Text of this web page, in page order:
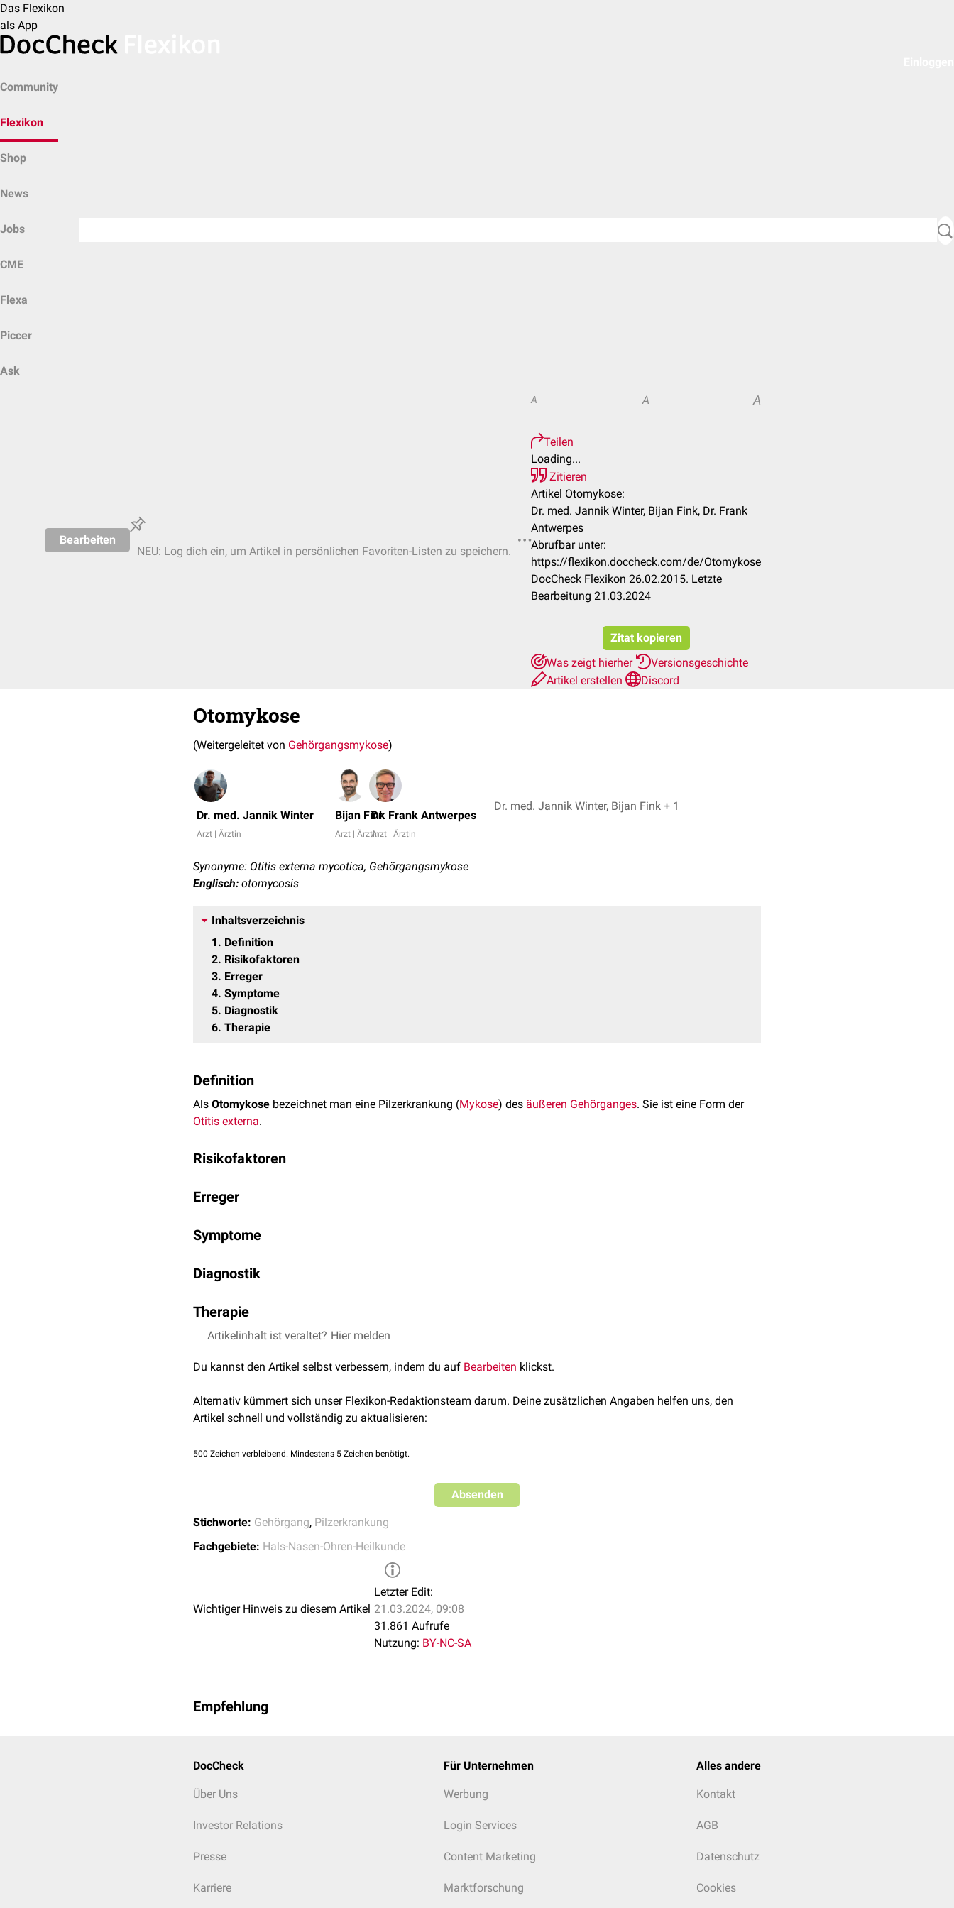
Das Flexikon
als App
Community
Flexikon
Shop
News
Jobs
CME
Flexa
Piccer
Ask
Bearbeiten
NEU: Log dich ein, um Artikel in persönlichen Favoriten-Listen zu speichern.
A A A
Teilen
Loading...
Zitieren
Artikel Otomykose:
Dr. med. Jannik Winter, Bijan Fink, Dr. Frank
Antwerpes
Abrufbar unter:
https://flexikon.doccheck.com/de/Otomykose
DocCheck Flexikon 26.02.2015. Letzte
Bearbeitung 21.03.2024
Zitat kopieren
Was zeigt hierher
Versionsgeschichte
Artikel erstellen
Discord
Otomykose
(Weitergeleitet von Gehörgangsmykose)
Dr. med. Jannik Winter
Arzt | Ärztin
Bijan Fink
Arzt | Ärztin
Dr. Frank Antwerpes
Arzt | Ärztin
Dr. med. Jannik Winter, Bijan Fink + 1
Synonyme: Otitis externa mycotica, Gehörgangsmykose
Englisch: otomycosis
Inhaltsverzeichnis
1
Definition
2 Risikofaktoren
3 Erreger
4 Symptome
5 Diagnostik
6 Therapie
Definition
Als Otomykose bezeichnet man eine Pilzerkrankung (Mykose) des äußeren Gehörganges. Sie ist eine Form der
Otitis externa.
Risikofaktoren
Fremdkörper
Mazeration
Diabetes mellitus
Erreger
Aspergillus niger
Candida albicans
Symptome
sekundärenExkoriationen
Diagnostik
dienen jeweils abgeschabte Hautschuppen.
Therapie
In den meisten Fällen führt eine externe Therapie mit
Artikelinhalt ist veraltet? Hier melden
Du kannst den Artikel selbst verbessern, indem du auf Bearbeiten klickst.
Alternativ kümmert sich unser Flexikon-Redaktionsteam darum. Deine zusätzlichen Angaben helfen uns, den
Artikel schnell und vollständig zu aktualisieren:
500 Zeichen verbleibend. Mindestens 5 Zeichen benötigt.
Absenden
Stichworte: Gehörgang, Pilzerkrankung
Fachgebiete: Hals-Nasen-Ohren-Heilkunde
Wichtiger Hinweis zu diesem Artikel
Letzter Edit:
21.03.2024, 09:08
31.861 Aufrufe
Nutzung: BY-NC-SA
Empfehlung
DocCheck
Über Uns
Investor Relations
Presse
Karriere
Für Unternehmen
Werbung
Login Services
Content Marketing
Marktforschung
Alles andere
Kontakt
AGB
Datenschutz
Cookies